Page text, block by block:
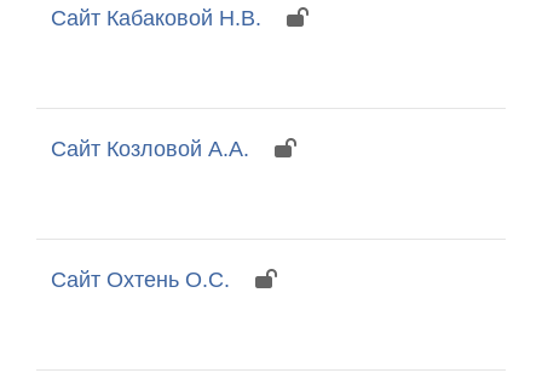
Сайт Кабаковой Н.В.
Сайт Козловой А.А.
Сайт Охтень О.С.